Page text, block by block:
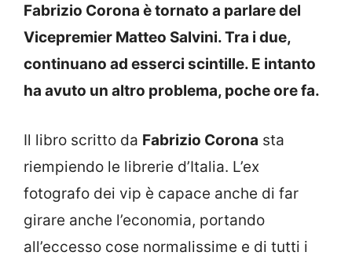
Fabrizio Corona è tornato a parlare del
Vicepremier Matteo Salvini. Tra i due,
continuano ad esserci scintille. E intanto
ha avuto un altro problema, poche ore fa.
Il libro scritto da Fabrizio Corona sta
riempiendo le librerie d’Italia. L’ex
fotografo dei vip è capace anche di far
girare anche l’economia, portando
all’eccesso cose normalissime e di tutti i